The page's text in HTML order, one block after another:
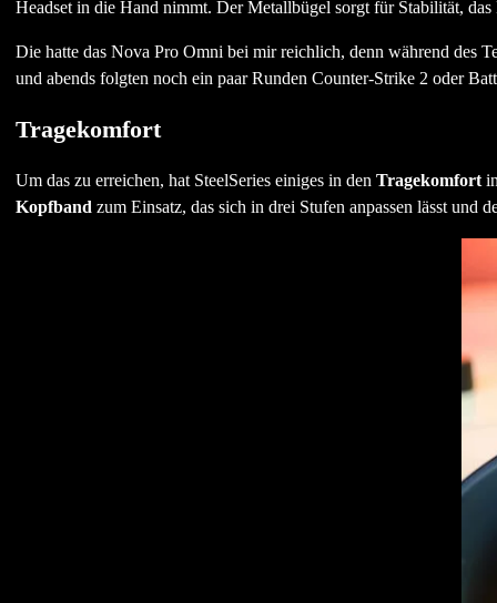
Headset in die Hand nimmt. Der Metallbügel sorgt für Stabilität,
Die hatte das Nova Pro Omni bei mir reichlich, denn während des
und abends folgten noch ein paar Runden Counter-Strike 2 oder
Tragekomfort
Um das zu erreichen, hat SteelSeries einiges in den Tragekomfort
Kopfband zum Einsatz, das sich in drei Stufen anpassen lässt und